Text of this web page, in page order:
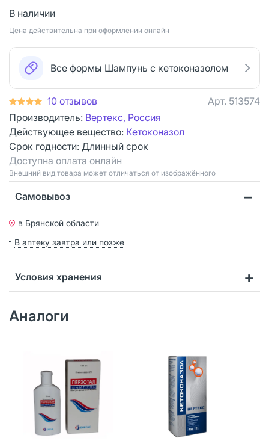
В наличии
Цена действительна при оформлении онлайн
Все формы Шампунь с кетоконазолом
10 отзывов Арт. 513574
Производитель: Вертекс, Россия
Действующее вещество: Кетоконазол
Срок годности: Длинный срок
Доступна оплата онлайн
Bнешний вид товара может отличаться от изображённого
Самовывоз
в Брянской области
В аптеку завтра или позже
Условия хранения
Аналоги